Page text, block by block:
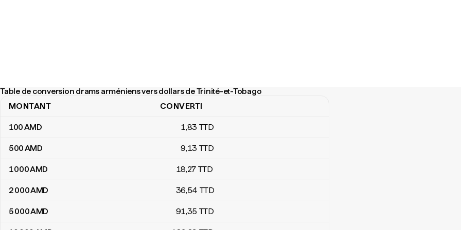
Table de conversion drams arméniens vers dollars de Trinité-et-Tobago
Table de conversion drams arméniens vers dollars de Trinité-et-Tobago
MONTANT CONVERTI
100AMD 1,83 TTD
500AMD 9,13 TTD
1 000AMD 18,27 TTD
2 000AMD 36,54 TTD
5 000AMD 91,35 TTD